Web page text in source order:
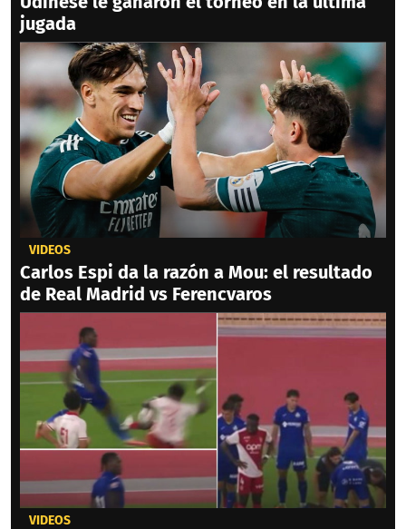
jugada
VIDEOS
Carlos Espi da la razón a Mou: el resultado
de Real Madrid vs Ferencvaros
VIDEOS